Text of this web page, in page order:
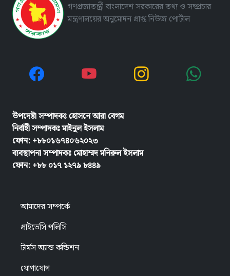
গণপ্রজাতন্ত্রী বাংলাদেশ সরকারের তথ্য ও সম্প্রচার
মন্ত্রণালয়ের অনুমোদন প্রাপ্ত নিউজ পোর্টাল
উপদেষ্টা সম্পাদকঃ হোসনে আরা বেগম
নির্বাহী সম্পাদকঃমাইনুল ইসলাম
ফোন: +৮৮০১৬৭৪০৬২০২৩
ব্যবস্থাপনা সম্পাদকঃ মোহাম্মদ মনিরুল ইসলাম
ফোন: +৮৮ ০১৭ ১২৭৯ ৮৪৪৯
আমাদের সম্পর্কে
প্রাইভেসি পলিসি
টার্মস অ্যান্ড কন্ডিশন
যোগাযোগ